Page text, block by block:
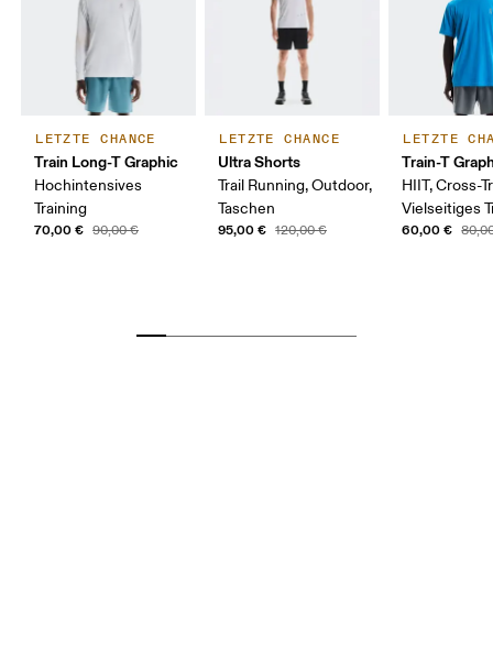
LETZTE CHANCE
Train Long-T Graphic
Hochintensives
Training
70,00 € 90,00 €
LETZTE CHANCE
Ultra Shorts
Trail Running, Outdoor,
Taschen
95,00 € 120,00 €
LETZTE
Train-T
HIIT, Cross-
Vielseitiges
60,00 €